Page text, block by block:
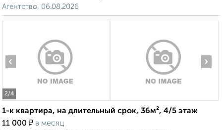
Агентство, 06.08.2026
2/4
‹ ›
1-к квартира, на длительный срок, 36м², 4/5 этаж
11 000 ₽ в месяц